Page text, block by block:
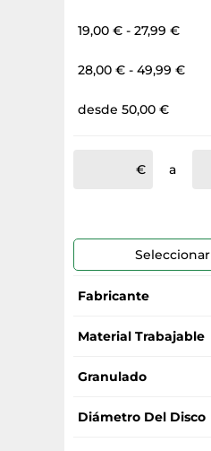
19,00 € - 27,99 €
28,00 € - 49,99 €
desde 50,00 €
a
Seleccionar
Fabricante
Bosch
Mirka
Klingspor
Material Trabajable
madera
metal
Granulado
100
Diámetro Del Disco